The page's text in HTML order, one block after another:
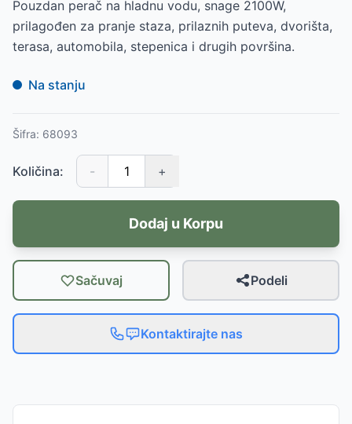
Pouzdan perač na hladnu vodu, snage 2100W,
prilagođen za pranje staza, prilaznih puteva, dvorišta,
terasa, automobila, stepenica i drugih površina.
Na stanju
Šifra: 68093
Količina: - +
Dodaj u Korpu
Sačuvaj Podeli
Kontaktirajte nas